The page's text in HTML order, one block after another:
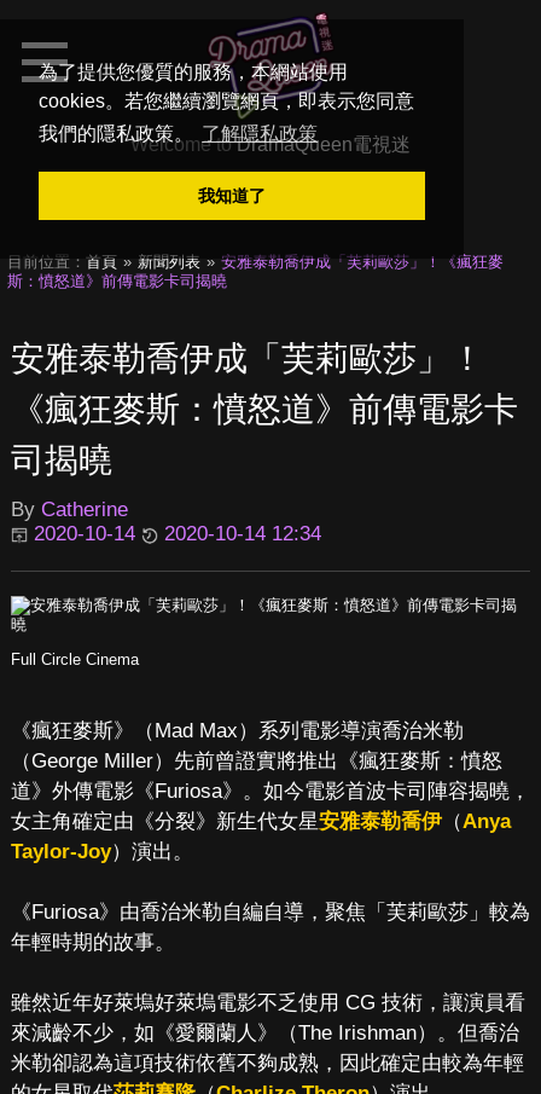
為了提供您優質的服務，本網站使用
cookies。若您繼續瀏覽網頁，即表示您同意
我們的隱私政策。
了解隱私政策
我知道了
Welcome toDramaQueen電視迷
目前位置： 首頁 新聞列表
安雅泰勒喬伊成「芙莉歐莎」！《瘋狂麥
斯：憤怒道》前傳電影卡司揭曉
安雅泰勒喬伊成「芙莉歐莎」！
《瘋狂麥斯：憤怒道》前傳電影卡
司揭曉
By Catherine
2020-10-14
2020-10-14 12:34
Full Circle Cinema
《瘋狂麥斯》（Mad Max）系列電影導演喬治米勒
（George Miller）先前曾證實將推出《瘋狂麥斯：憤怒
道》外傳電影《Furiosa》。如今電影首波卡司陣容揭曉，
女主角確定由《分裂》新生代女星安雅泰勒喬伊（Anya
Taylor-Joy）演出。
《Furiosa》由喬治米勒自編自導，聚焦「芙莉歐莎」較為
年輕時期的故事。
雖然近年好萊塢好萊塢電影不乏使用 CG 技術，讓演員看
來減齡不少，如《愛爾蘭人》（The Irishman）。但喬治
米勒卻認為這項技術依舊不夠成熟，因此確定由較為年輕